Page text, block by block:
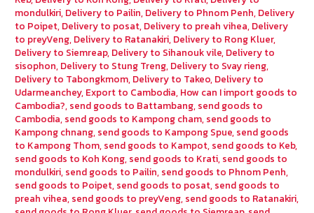
mondulkiri, Delivery to Pailin, Delivery to Phnom Penh, Delivery
to Poipet, Delivery to posat, Delivery to preah vihea, Delivery
to preyVeng, Delivery to Ratanakiri, Delivery to Rong Kluer,
Delivery to Siemreap, Delivery to Sihanouk vile, Delivery to
sisophon, Delivery to Stung Treng, Delivery to Svay rieng,
Delivery to Tabongkmom, Delivery to Takeo, Delivery to
Udarmeanchey, Export to Cambodia, How can I import goods to
Cambodia?, send goods to Battambang, send goods to
Cambodia, send goods to Kampong cham, send goods to
Kampong chnang, send goods to Kampong Spue, send goods
to Kampong Thom, send goods to Kampot, send goods to Keb,
send goods to Koh Kong, send goods to Krati, send goods to
mondulkiri, send goods to Pailin, send goods to Phnom Penh,
send goods to Poipet, send goods to posat, send goods to
preah vihea, send goods to preyVeng, send goods to Ratanakiri,